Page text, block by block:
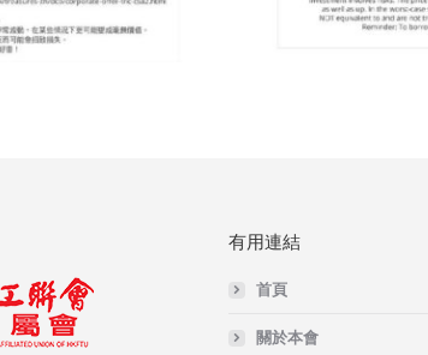
有用連結
首頁
關於本會